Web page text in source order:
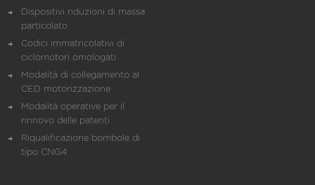
Dispositivi riduzioni di massa
particolato
Codici immatricolativi di
ciclomotori omologati
Modalità di collegamento al
CED motorizzazione
Modalità operative per il
rinnovo delle patenti
Riqualificazione bombole di
tipo CNG4